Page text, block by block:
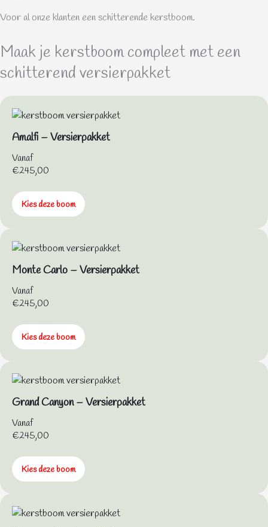
Voor al onze klanten een schitterende kerstboom.
Maak je kerstboom compleet met een
schitterend versierpakket
Amalfi – Versierpakket
Vanaf
€245,00
Kies deze boom
Monte Carlo – Versierpakket
Vanaf
€245,00
Kies deze boom
Grand Canyon – Versierpakket
Vanaf
€245,00
Kies deze boom